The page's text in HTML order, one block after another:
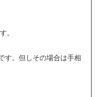
。
す。但しその場合は手相